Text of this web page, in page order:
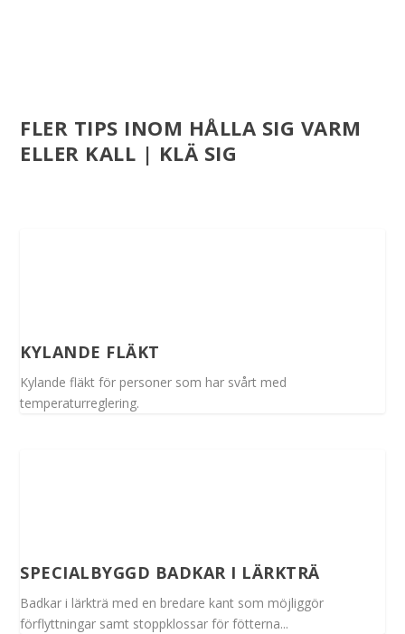
FLER TIPS INOM HÅLLA SIG VARM
ELLER KALL | KLÄ SIG
KYLANDE FLÄKT
Kylande fläkt för personer som har svårt med
temperaturreglering.
SPECIALBYGGD BADKAR I LÄRKTRÄ
Badkar i lärkträ med en bredare kant som möjliggör
förflyttningar samt stoppklossar för fötterna...